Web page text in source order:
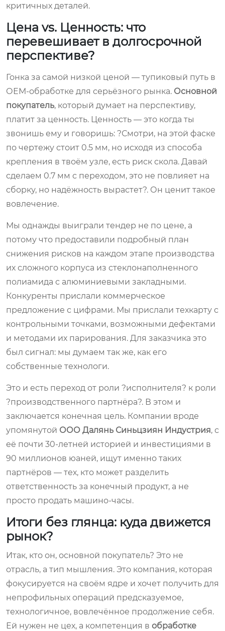
критичных деталей.
Цена vs. Ценность: что
перевешивает в долгосрочной
перспективе?
Гонка за самой низкой ценой — тупиковый путь в
ОЕМ-обработке для серьёзного рынка. Основной
покупатель, который думает на перспективу,
платит за ценность. Ценность — это когда ты
звонишь ему и говоришь: ?Смотри, на этой фаске
по чертежу стоит 0.5 мм, но исходя из способа
крепления в твоём узле, есть риск скола. Давай
сделаем 0.7 мм с переходом, это не повлияет на
сборку, но надёжность вырастет?. Он ценит такое
вовлечение.
Мы однажды выиграли тендер не по цене, а
потому что предоставили подробный план
снижения рисков на каждом этапе производства
их сложного корпуса из стеклонаполненного
полиамида с алюминиевыми закладными.
Конкуренты прислали коммерческое
предложение с цифрами. Мы прислали техкарту с
контрольными точками, возможными дефектами
и методами их парирования. Для заказчика это
был сигнал: мы думаем так же, как его
собственные технологи.
Это и есть переход от роли ?исполнителя? к роли
?производственного партнёра?. В этом и
заключается конечная цель. Компании вроде
упомянутой ООО Далянь Синьцзиян Индустрия, с
её почти 30-летней историей и инвестициями в
90 миллионов юаней, ищут именно таких
партнёров — тех, кто может разделить
ответственность за конечный продукт, а не
просто продать машино-часы.
Итоги без глянца: куда движется
рынок?
Итак, кто он, основной покупатель? Это не
отрасль, а тип мышления. Это компания, которая
фокусируется на своём ядре и хочет получить для
непрофильных операций предсказуемое,
технологичное, вовлечённое продолжение себя.
Ей нужен не цех, а компетенция в обработке